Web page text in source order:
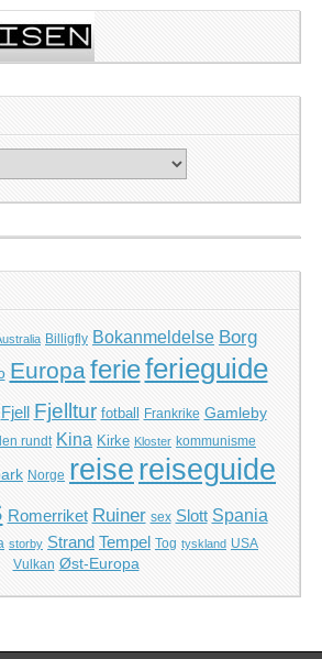
Billigfly Bokanmeldelse Borg
Europaferieferieguide
Fjell Fjelltur fotball Frankrike Gamleby
rundt Kina Kirke Kloster kommunisme
Norge reise reiseguide
Romerriket Ruiner sex Slott Spania
storby Strand Tempel Tog tyskland USA
Vulkan Øst-Europa